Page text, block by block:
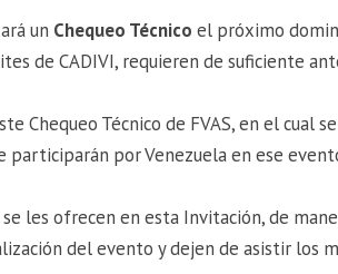
un Chequeo Técnico el próximo
de CADIVI, requieren de suficiente
Chequeo Técnico de FVAS, en el cual
participarán por Venezuela en ese
les ofrecen en esta Invitación, de
del evento y dejen de asistir los